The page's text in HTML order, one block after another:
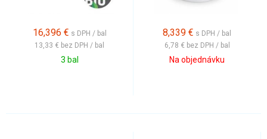
16,396 € s DPH / bal
13,33 € bez DPH / bal
3 bal
8,339 € s DPH / bal
6,78 € bez DPH / bal
Na objednávku